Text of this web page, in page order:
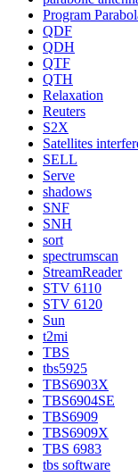
Program
QDF
QDH
QTF
QTH
Relaxation
Reuters
S2X
Satellites
SELL
Serve
shadows
SNF
SNH
sort
spectrumscan
StreamReader
STV 6110
STV 6120
Sun
t2mi
TBS
tbs5925
TBS6903X
TBS6904SE
TBS6909
TBS6909X
TBS 6983
tbs software